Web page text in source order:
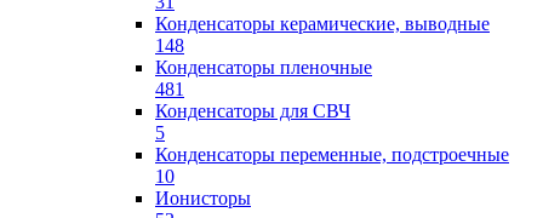
Конденсаторы керамические, выводные
148
Конденсаторы пленочные
481
Конденсаторы для СВЧ
5
Конденсаторы переменные, подстроечные
10
Ионисторы